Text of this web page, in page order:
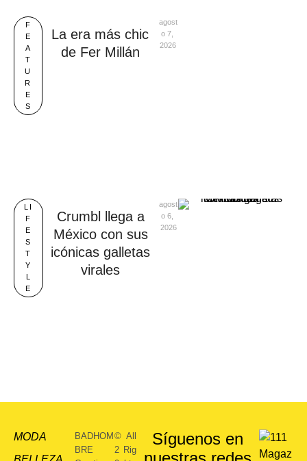
F
E
A
T
U
R
E
S
La era más chic
de Fer Millán
agost
o 7,
2026
LI
F
E
S
T
Y
L
E
Crumbl llega a
México con sus
icónicas galletas
virales
agost
o 6,
2026
MODA
Síguenos en
BADHOM
BRE
©
2
All
Rig